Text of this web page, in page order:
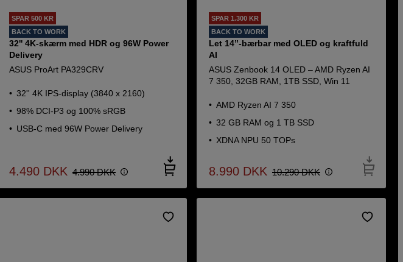
SPAR 500 KR
BACK TO WORK
32'' 4K-skærm med HDR og 96W Power
Delivery
ASUS ProArt PA329CRV
32'' 4K IPS-display (3840 x 2160)
98% DCI-P3 og 100% sRGB
USB-C med 96W Power Delivery
4.490 DKK 4.990 DKK
SPAR 1.300 KR
BACK TO WORK
Let 14’’-bærbar med OLED og kraftfuld
AI
ASUS Zenbook 14 OLED – AMD Ryzen AI
7 350, 32GB RAM, 1TB SSD, Win 11
AMD Ryzen AI 7 350
32 GB RAM og 1 TB SSD
XDNA NPU 50 TOPs
8.990 DKK 10.290 DKK